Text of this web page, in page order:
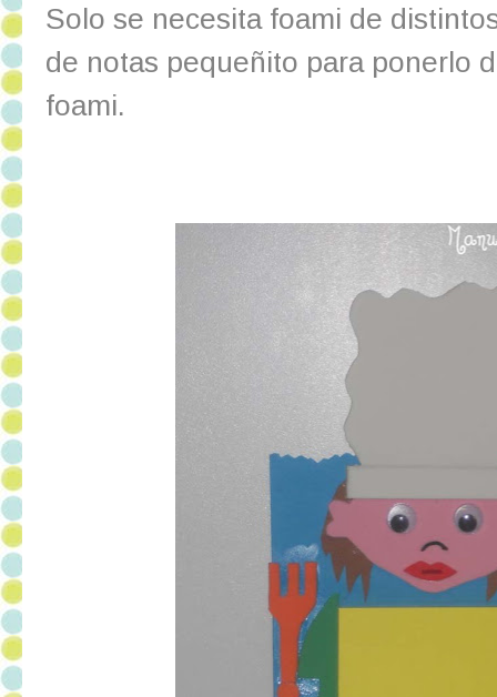
Solo se necesita foami de
de notas pequeñito para ponerlo
foami.